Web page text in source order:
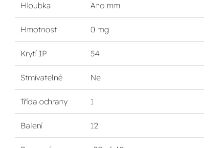
Hloubka Ano mm
Hmotnost 0 mg
Krytí IP 54
Stmívatelné Ne
Třída ochrany 1
Balení 12